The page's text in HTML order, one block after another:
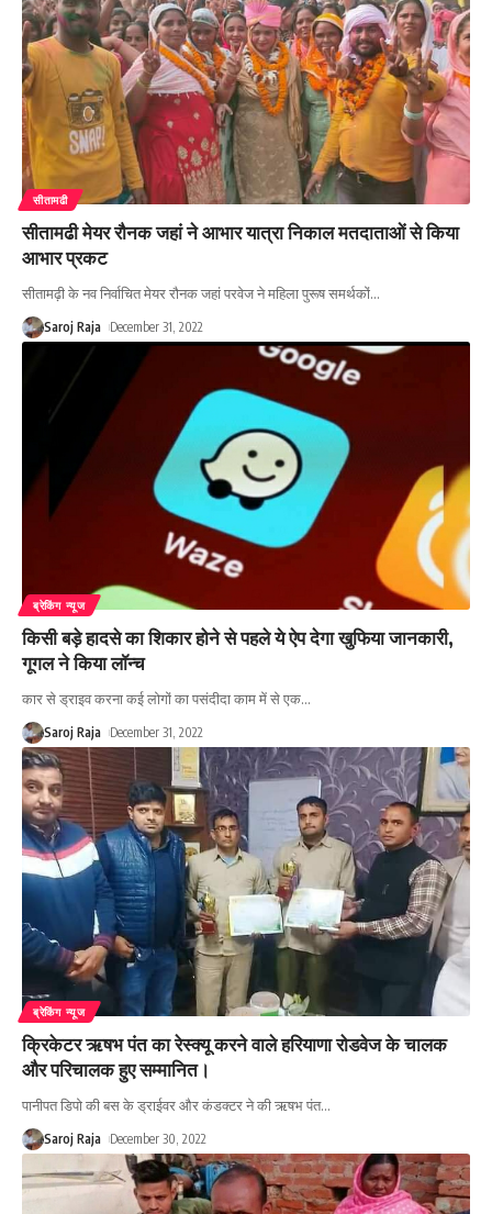
सीतामढी
सीतामढी मेयर रौनक जहां ने आभार यात्रा निकाल मतदाताओं से किया
आभार प्रकट
सीतामढ़ी के नव निर्वाचित मेयर रौनक जहां परवेज ने महिला पुरूष समर्थकों…
Saroj Raja December 31, 2022
ब्रेकिंग न्यूज
किसी बड़े हादसे का शिकार होने से पहले ये ऐप देगा खुफिया जानकारी,
गूगल ने किया लॉन्च
कार से ड्राइव करना कई लोगों का पसंदीदा काम में से एक…
Saroj Raja December 31, 2022
ब्रेकिंग न्यूज
क्रिकेटर ऋषभ पंत का रेस्क्यू करने वाले हरियाणा रोडवेज के चालक
और परिचालक हुए सम्मानित।
पानीपत डिपो की बस के ड्राईवर और कंडक्टर ने की ऋषभ पंत…
Saroj Raja December 30, 2022